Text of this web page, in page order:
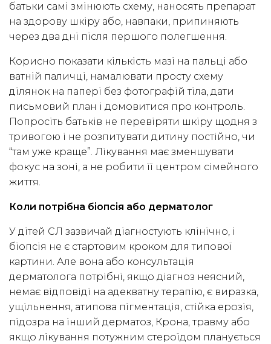
батьки самі змінюють схему, наносять препарат
на здорову шкіру або, навпаки, припиняють
через два дні після першого полегшення.
Корисно показати кількість мазі на пальці або
ватній паличці, намалювати просту схему
ділянок на папері без фотографій тіла, дати
письмовий план і домовитися про контроль.
Попросіть батьків не перевіряти шкіру щодня з
тривогою і не розпитувати дитину постійно, чи
“там уже краще”. Лікування має зменшувати
фокус на зоні, а не робити її центром сімейного
життя.
Коли потрібна біопсія або дерматолог
У дітей СЛ зазвичай діагностують клінічно, і
біопсія не є стартовим кроком для типової
картини. Але вона або консультація
дерматолога потрібні, якщо діагноз неясний,
немає відповіді на адекватну терапію, є виразка,
ущільнення, атипова пігментація, стійка ерозія,
підозра на інший дерматоз, Крона, травму або
якщо лікування потужним стероїдом планується